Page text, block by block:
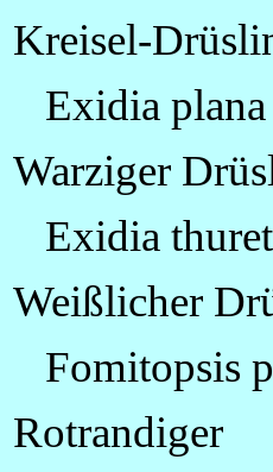
Kreisel-
Warziger
Exidia
Weißlicher